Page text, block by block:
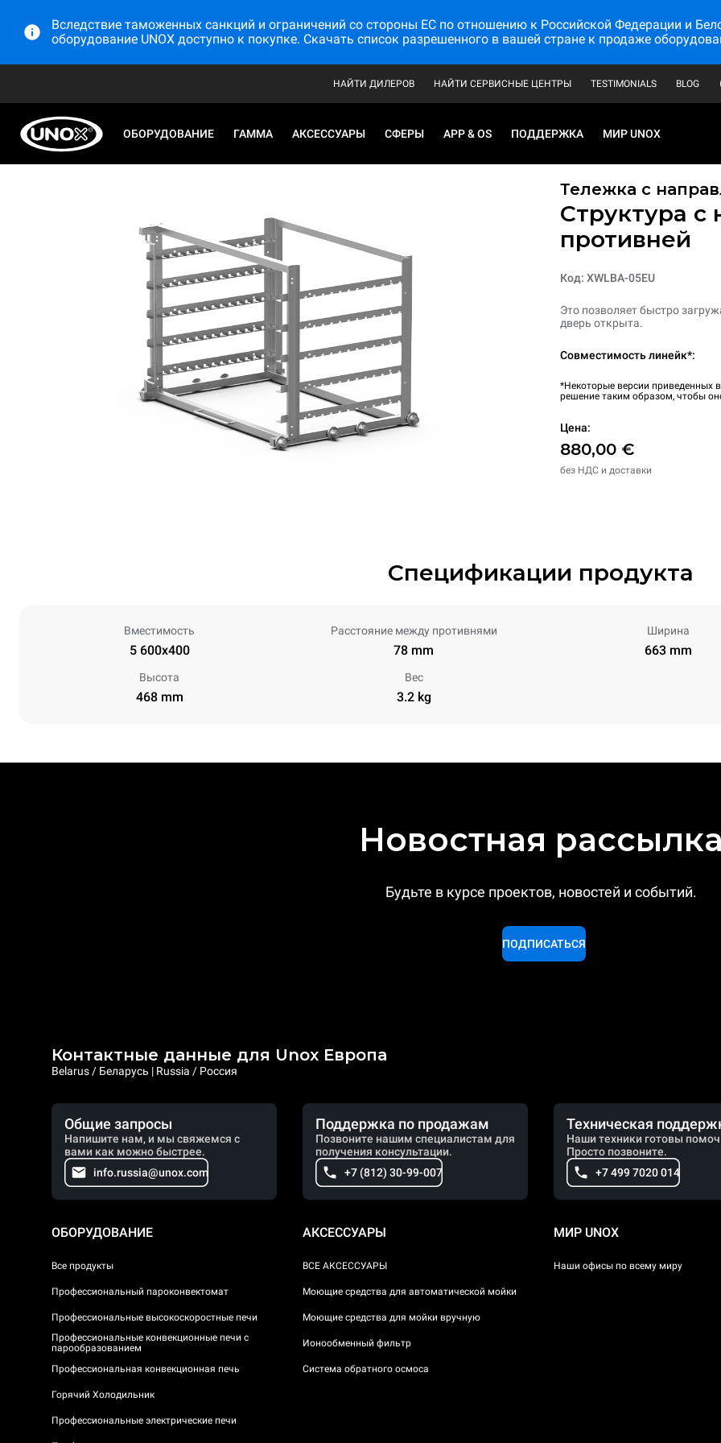
Вследствие таможенных санкций и ограничений со стороны ЕС по отношению к Российской Федерации и
оборудование UNOX доступно к покупке. Скачать список разрешенного в вашей стране к продаже
НАЙТИ ДИЛЕРОВ НАЙТИ СЕРВИСНЫЕ ЦЕНТРЫ TESTIMONIALS BLOG
ОБОРУДОВАНИЕ ГАММА АКСЕССУАРЫ СФЕРЫ APP & OS ПОДДЕРЖКА МИР UNOX
Тележка с
Структура
противней
Код: XWLBA-05EU
Это позволяет быстро
дверь открыта.
Совместимость линейк*:
*Некоторые версии приведенных
решение таким образом, чтобы
Цена:
880,00 €
без НДС и доставки
Спецификации продукта
Вместимость
5 600x400
Расстояние между противнями
78 mm
Ширина
663 mm
Высота
468 mm
Вес
3.2 kg
Новостная
Будьте в курсе проектов, новостей и событий.
ПОДПИСАТЬСЯ
Контактные данные для Unox Европа
Belarus / Беларусь | Russia / Россия
Общие запросы
Напишите нам, и мы свяжемся с
вами как можно быстрее.
info.russia@unox.com
Поддержка по продажам
Позвоните нашим специалистам для
получения консультации.
+7 (812) 30-99-007
Техническая
Наши техники готовы
Просто позвоните.
+7 499 7020 014
ОБОРУДОВАНИЕ
Все продукты
Профессиональный пароконвектомат
Профессиональные высокоскоростные печи
Профессиональные конвекционные печи с
парообразованием
Профессиональная конвекционная печь
Горячий Холодильник
Профессиональные электрические печи
АКСЕССУАРЫ
ВСЕ АКСЕССУАРЫ
Моющие средства для автоматической мойки
Моющие средства для мойки вручную
Ионообменный фильтр
Система обратного осмоса
МИР UNOX
Наши офисы по всему миру